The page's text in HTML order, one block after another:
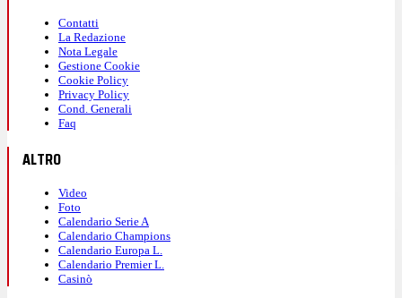
Contatti
La Redazione
Nota Legale
Gestione Cookie
Cookie Policy
Privacy Policy
Cond. Generali
Faq
ALTRO
Video
Foto
Calendario Serie A
Calendario Champions
Calendario Europa L.
Calendario Premier L.
Casinò